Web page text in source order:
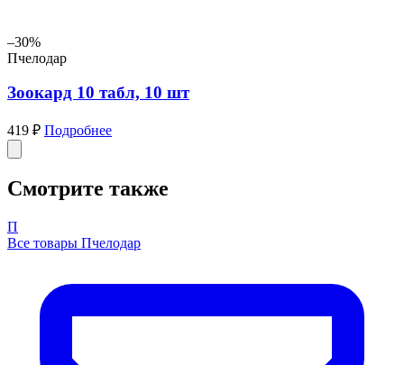
–30%
Пчелодар
Зоокард 10 табл, 10 шт
419 ₽ Подробнее
Смотрите также
П
Все товары Пчелодар